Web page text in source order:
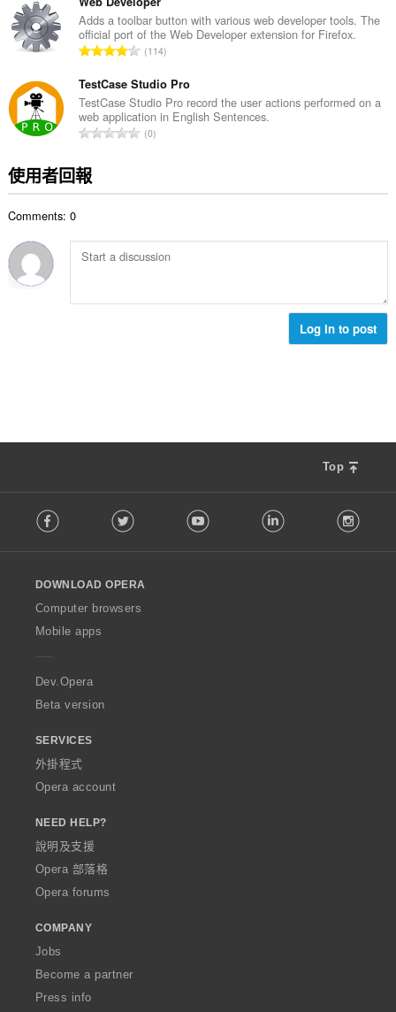
總
次
數
Adds a toolbar button with various web developer tools. The
official port of the Web Developer extension for Firefox.
評
的
總
次
數
114
TestCase Studio Pro
TestCase Studio Pro record the user actions performed on a
web application in English Sentences.
評
:
0
使用者回報
Comments: 0
Log in to post
Top
o
w
O
p
a
Facebook Twitter Youtube LinkedIn
DOWNLOAD OPERA
Computer browsers
Mobile apps
Dev.Opera
Beta version
SERVICES
外掛程式
Opera account
NEED HELP?
說明及支援
Opera 部落格
Opera forums
COMPANY
Jobs
Become a partner
Press info